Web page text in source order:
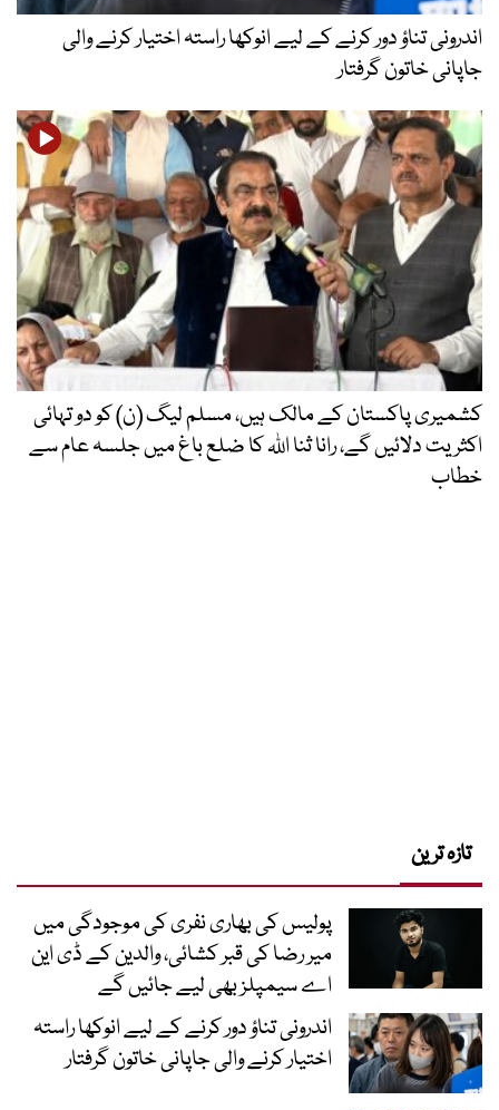
اندرونی تناؤ دور کرنے کے لیے انوکھا راستہ اختیار کرنے والی
جاپانی خاتون گرفتار
کشمیری پاکستان کے مالک ہیں، مسلم لیگ (ن) کو دو تہائی
اکثریت دلائیں گے، رانا ثنا اللہ کا ضلع باغ میں جلسہ عام سے
خطاب
تازہ ترین
پولیس کی بھاری نفری کی موجودگی میں
میر رضا کی قبر کشائی، والدین کے ڈی این
اے سیمپلز بھی لیے جائیں گے
اندرونی تناؤ دور کرنے کے لیے انوکھا راستہ
اختیار کرنے والی جاپانی خاتون گرفتار